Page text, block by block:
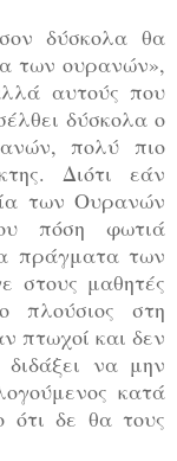
δύσκολα θα
των ουρανών»,
αυτούς που
δύσκολα ο
πολύ πιο
Διότι εάν
των Ουρανών
πόση φωτιά
πράγματα των
στους μαθητές
πλούσιος στη
πτωχοί και δεν
να μην
κατά
ότι δε θα τους